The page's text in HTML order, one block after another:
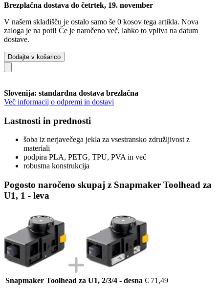
Brezplačna dostava do četrtek, 19. november
V našem skladišču je ostalo samo še 0 kosov tega artikla. Nova
zaloga je na poti! Če je naročeno več, lahko to vpliva na datum
dostave.
Dodajte v košarico
Slovenija: standardna dostava brezlačna
Več informacij o odpremi in dostavi
Lastnosti in prednosti
šoba iz nerjavečega jekla za vsestransko združljivost z
materiali
podpira PLA, PETG, TPU, PVA in več
robustna konstrukcija
Pogosto naročeno skupaj z Snapmaker Toolhead za
U1, 1 - leva
Snapmaker Toolhead za U1, 2/3/4 - desna € 71,49